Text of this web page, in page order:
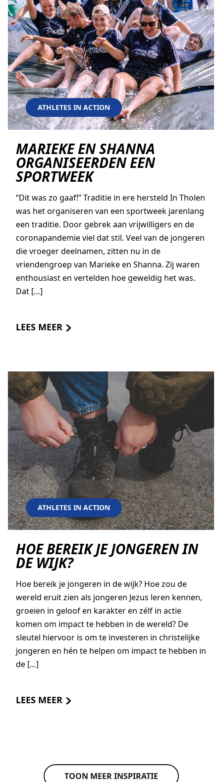
ATHLETES IN ACTION
MARIEKE EN SHANNA
ORGANISEERDEN EEN
SPORTWEEK
“Dit was zo gaaf!” Traditie in ere hersteld In Tholen
was het organiseren van een sportweek jarenlang
een traditie. Door gebrek aan vrijwilligers en de
coronapandemie viel dat stil. Veel van de jongeren
die vroeger deelnamen, zitten nu in de
vriendengroep van Marieke en Shanna. Zij waren
enthousiast en vertelden hoe geweldig het was.
Dat […]
LEES MEER
ATHLETES IN ACTION
HOE BEREIK JE JONGEREN IN
DE WIJK?
Hoe bereik je jongeren in de wijk? Hoe zou de
wereld eruit zien als jongeren Jezus leren kennen,
groeien in geloof en karakter en zélf in actie
komen om impact te hebben in de wereld? De
sleutel hiervoor is om te investeren in christelijke
jongeren en hén te helpen om impact te hebben in
de […]
LEES MEER
TOON MEER INSPIRATIE